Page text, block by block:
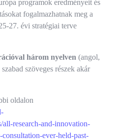
programok eredményeit és
fogalmazhatnak meg a
27. évi stratégiai terve
három nyelven (angol,
szöveges részek akár
oldalon
research-and-innovation-
ever-held-past-